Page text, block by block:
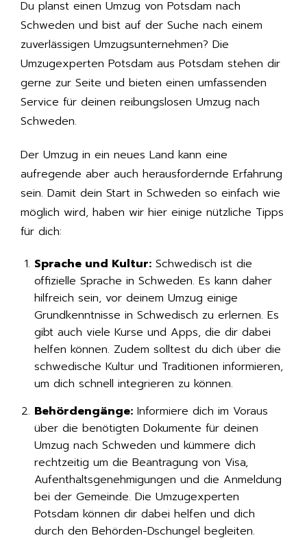
Du planst einen Umzug von Potsdam nach
Schweden und bist auf der Suche nach einem
zuverlässigen Umzugsunternehmen? Die
Umzugexperten Potsdam aus Potsdam stehen dir
gerne zur Seite und bieten einen umfassenden
Service für deinen reibungslosen Umzug nach
Schweden.
Der Umzug in ein neues Land kann eine
aufregende aber auch herausfordernde Erfahrung
sein. Damit dein Start in Schweden so einfach wie
möglich wird, haben wir hier einige nützliche Tipps
für dich:
Sprache und Kultur: Schwedisch ist die
offizielle Sprache in Schweden. Es kann daher
hilfreich sein, vor deinem Umzug einige
Grundkenntnisse in Schwedisch zu erlernen. Es
gibt auch viele Kurse und Apps, die dir dabei
helfen können. Zudem solltest du dich über die
schwedische Kultur und Traditionen informieren,
um dich schnell integrieren zu können.
Behördengänge: Informiere dich im Voraus
über die benötigten Dokumente für deinen
Umzug nach Schweden und kümmere dich
rechtzeitig um die Beantragung von Visa,
Aufenthaltsgenehmigungen und die Anmeldung
bei der Gemeinde. Die Umzugexperten
Potsdam können dir dabei helfen und dich
durch den Behörden-Dschungel begleiten.